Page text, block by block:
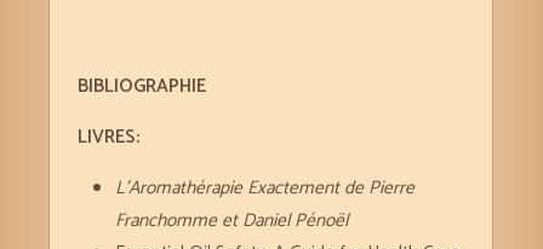
BIBLIOGRAPHIE
LIVRES:
L’Aromathérapie Exactement de Pierre
Franchomme et Daniel Pénoël